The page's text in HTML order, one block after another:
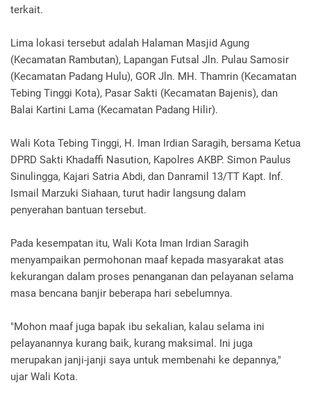
terkait.
Lima lokasi tersebut adalah Halaman Masjid Agung
(Kecamatan Rambutan), Lapangan Futsal Jln. Pulau Samosir
(Kecamatan Padang Hulu), GOR Jln. MH. Thamrin (Kecamatan
Tebing Tinggi Kota), Pasar Sakti (Kecamatan Bajenis), dan
Balai Kartini Lama (Kecamatan Padang Hilir).
Wali Kota Tebing Tinggi, H. Iman Irdian Saragih, bersama Ketua
DPRD Sakti Khadaffi Nasution, Kapolres AKBP. Simon Paulus
Sinulingga, Kajari Satria Abdi, dan Danramil 13/TT Kapt. Inf.
Ismail Marzuki Siahaan, turut hadir langsung dalam
penyerahan bantuan tersebut.
Pada kesempatan itu, Wali Kota Iman Irdian Saragih
menyampaikan permohonan maaf kepada masyarakat atas
kekurangan dalam proses penanganan dan pelayanan selama
masa bencana banjir beberapa hari sebelumnya.
"Mohon maaf juga bapak ibu sekalian, kalau selama ini
pelayanannya kurang baik, kurang maksimal. Ini juga
merupakan janji-janji saya untuk membenahi ke depannya,"
ujar Wali Kota.